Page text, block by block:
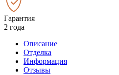
Гарантия
2 года
Описание
Отделка
Информация
Отзывы